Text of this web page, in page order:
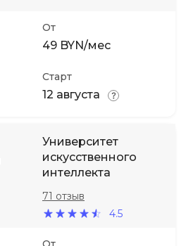
От
49 BYN/мес
Старт
12 августа
Университет
искусственного
интеллекта
4.5
71 отзыв